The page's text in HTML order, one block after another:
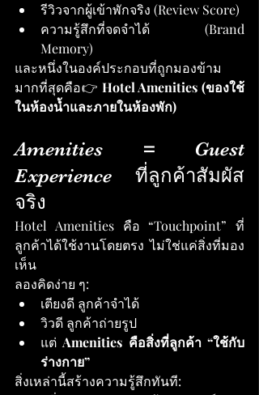
รีวิวจากผู้เข้าพักจริง (Review Score)
ความรู้สึกที่จดจำได้ (Brand
Memory)
และหนึ่งในองค์ประกอบที่ถูกมองข้าม
มากที่สุดคือ👉 Hotel Amenities (ของใช้
ในห้องน้ำและภายในห้องพัก)
Amenities = Guest
Experience ที่ลูกค้าสัมผัส
จริง
Hotel Amenities คือ “Touchpoint” ที่
ลูกค้าได้ใช้งานโดยตรง ไม่ใช่แค่สิ่งที่มอง
เห็น
ลองคิดง่าย ๆ:
เตียงดี ลูกค้าจำได้
วิวดี ลูกค้าถ่ายรูป
แต่ Amenities คือสิ่งที่ลูกค้า “ใช้กับ
ร่างกาย”
สิ่งเหล่านี้สร้างความรู้สึกทันที: